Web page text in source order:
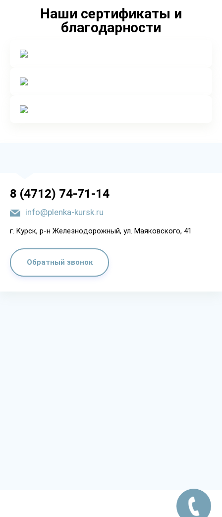
Наши сертификаты и
благодарности
8 (4712) 74-71-14
info@plenka-kursk.ru
г. Kypcк, p-н Жeлeзнoдopoжный, yл. Мaякoвcкoгo, 41
Обратный звонок